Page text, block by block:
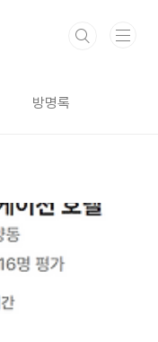
방명록